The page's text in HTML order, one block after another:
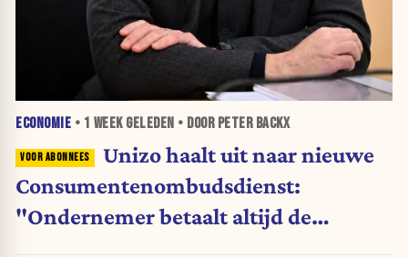
ECONOMIE • 1 WEEKGELEDEN • DOOR PETER BACKX
Unizo haalt uit naar nieuwe
Consumentenombudsdienst:
"Ondernemer betaalt altijd de